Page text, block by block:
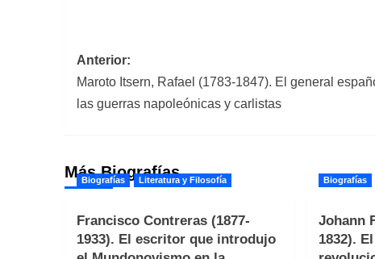
Navegación
de
Anterior:
Maroto Itsern, Rafael (1783-1847). El general
las guerras napoleónicas y carlistas
Más Biografías
Biografías Literatura y Filosofía
Francisco Contreras (1877-
1933). El escritor que introdujo
Biografías
Johann
1832).